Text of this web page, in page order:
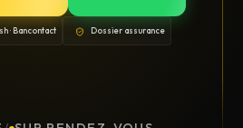
· Bancontact Dossier assurance